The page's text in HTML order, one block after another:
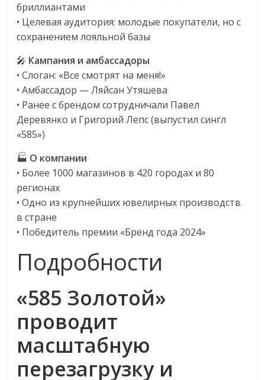
бриллиантами
• Целевая аудитория: молодые покупатели, но с
сохранением лояльной базы
🎤 Кампания и амбассадоры
• Слоган: «Все смотрят на меня!»
• Амбассадор — Ляйсан Утяшева
• Ранее с брендом сотрудничали Павел
Деревянко и Григорий Лепс (выпустил сингл
«585»)
🏭 О компании
• Более 1000 магазинов в 420 городах и 80
регионах
• Одно из крупнейших ювелирных производств
в стране
• Победитель премии «Бренд года 2024»
Подробности
«585 Золотой»
проводит
масштабную
перезагрузку и